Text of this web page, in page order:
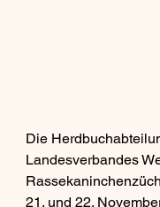
Die
Landesverbandes
21. und 22.